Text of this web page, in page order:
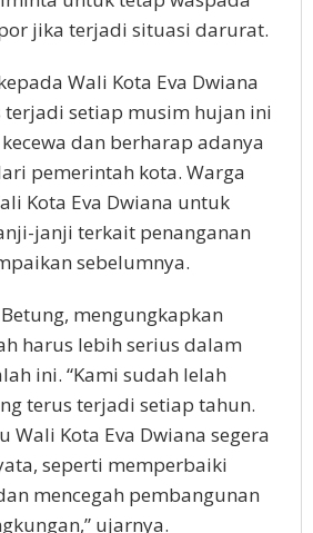
jika terjadi situasi darurat.
Wali Kota Eva Dwiana
terjadi setiap musim hujan ini
dan berharap adanya
pemerintah kota. Warga
Kota Eva Dwiana untuk
janji terkait penanganan
sebelumnya.
mengungkapkan
harus lebih serius dalam
ini. “Kami sudah lelah
terus terjadi setiap tahun.
Wali Kota Eva Dwiana segera
seperti memperbaiki
mencegah pembangunan
ujarnya.